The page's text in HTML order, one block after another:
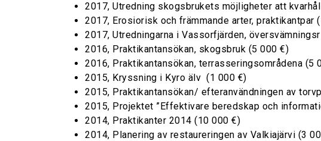
2017, Utredning skogsbrukets möjligheter att
2017, Erosiorisk och främmande arter, praktikantpar
2017, Utredningarna i Vassorfjärden,
2016, Praktikantansökan, skogsbruk (5 000 €)
2016, Praktikantansökan, terrasseringsområdena (5
2015, Kryssning i Kyro älv (1 000 €)
2015, Praktikantansökan/ efteranvändningen av
2015, Projektet ”Effektivare beredskap och
2014, Praktikanter 2014 (10 000 €)
2014, Planering av restaureringen av Valkiajärvi (3